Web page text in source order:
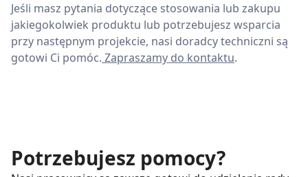
Jeśli masz pytania dotyczące stosowania lub zakupu
jakiegokolwiek produktu lub potrzebujesz wsparcia
przy następnym projekcie, nasi doradcy techniczni są
gotowi Ci pomóc. Zapraszamy do kontaktu.
Potrzebujesz pomocy?